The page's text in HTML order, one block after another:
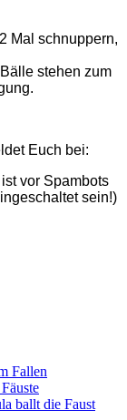
Mal schnuppern,
stehen zum
Euch bei:
vor Spambots
sein!)
Fallen
ballt die Faust